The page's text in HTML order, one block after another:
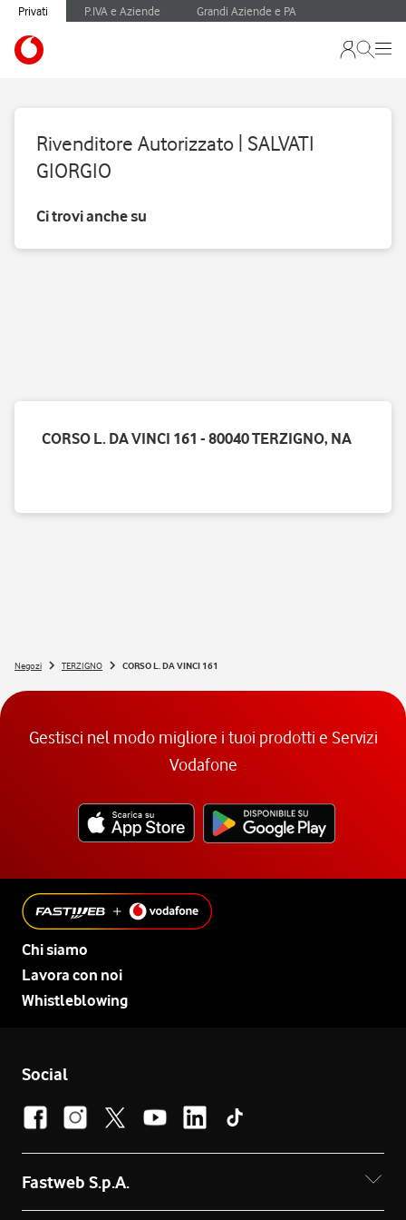
Privati P.IVA e Aziende Grandi Aziende e PA
Rivenditore Autorizzato | SALVATI
GIORGIO
Ci trovi anche su
CORSO L. DA VINCI 161 - 80040 TERZIGNO, NA
Negozi TERZIGNO CORSO L. DA VINCI 161
Gestisci nel modo migliore i tuoi prodotti e Servizi
Vodafone
Chi siamo
Lavora con noi
Whistleblowing
Social
Fastweb S.p.A.